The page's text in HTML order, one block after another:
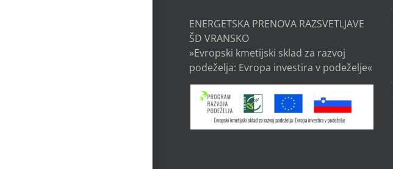
ENERGETSKA PRENOVA RAZSVETLJAVE
ŠD VRANSKO
»Evropski kmetijski sklad za razvoj
podeželja: Evropa investira v podeželje«